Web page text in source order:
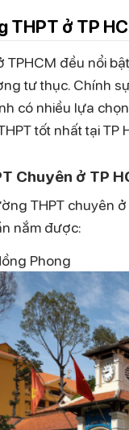
THPT ở TP
TPHCM đều nổi
tư thục. Chính
có nhiều lựa
tốt nhất tại TP
Chuyên ở TP
THPT chuyên
nắm được:
Phong